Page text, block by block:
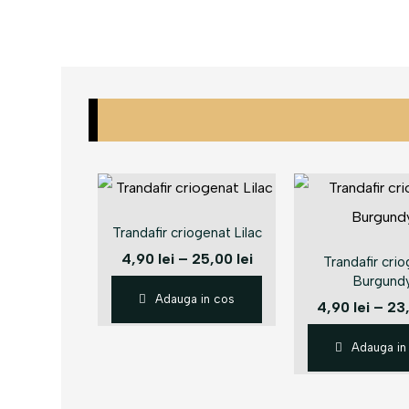
Trandafir criogenat Lilac
4,90 lei – 25,00 lei
Adauga in cos
Trandafir
4,90 lei –
Adauga